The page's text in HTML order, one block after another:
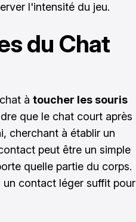
l'intensité du jeu.
du Chat
à toucher les souris
que le chat court après
cherchant à établir un
peut être un simple
quelle partie du corps.
contact léger suffit pour